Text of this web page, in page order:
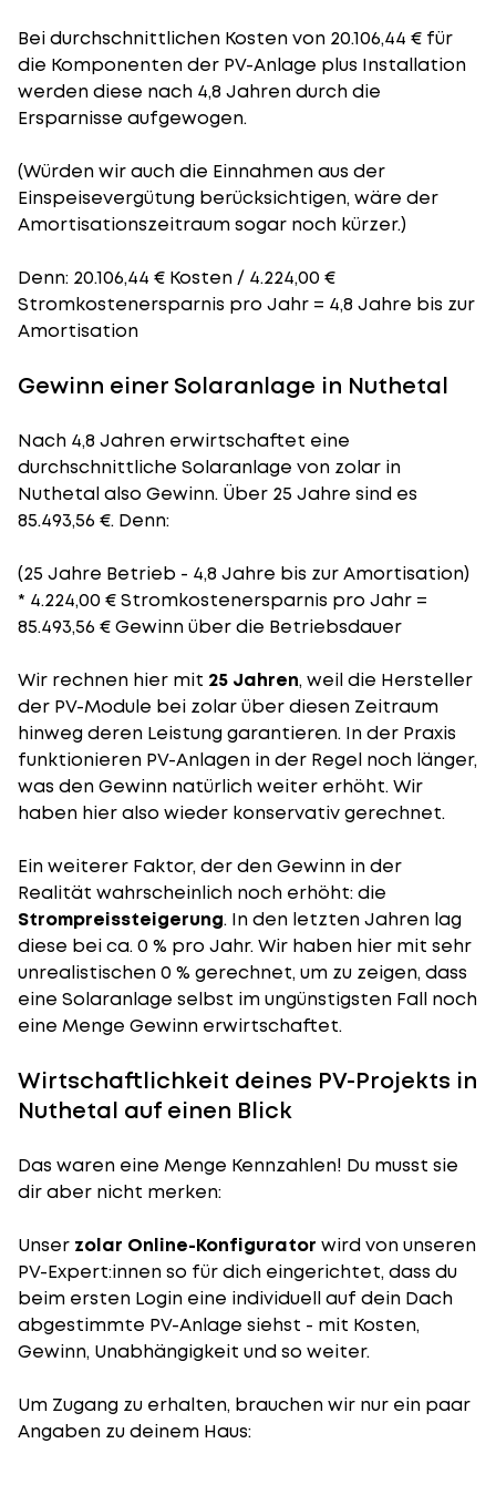
Bei durchschnittlichen Kostenvon 20.106,44 € für
die Komponenten der PV-Anlage plus Installation
werden diese nach 4,8 Jahren durch die
Ersparnisse aufgewogen.
(Würden wir auch die Einnahmen aus der
Einspeisevergütung berücksichtigen, wäre der
Amortisationszeitraumsogar noch kürzer.)
Denn: 20.106,44 € Kosten / 4.224,00 €
Stromkostenersparnis pro Jahr = 4,8 Jahre bis zur
Amortisation
Gewinn einer Solaranlage in Nuthetal
Nach 4,8 Jahren erwirtschaftet eine
durchschnittliche Solaranlage von zolar in
Nuthetal also Gewinn. Über 25 Jahre sind es
85.493,56 €. Denn:
(25 Jahre Betrieb - 4,8 Jahre bis zur Amortisation)
* 4.224,00 € Stromkostenersparnis pro Jahr =
85.493,56 € Gewinn über die Betriebsdauer
Wir rechnen hier mit 25 Jahren, weil die Hersteller
der PV-Module bei zolar über diesen Zeitraum
hinweg deren Leistung garantieren. In der Praxis
funktionieren PV-Anlagen in der Regel noch länger,
was den Gewinn natürlich weiter erhöht. Wir
haben hier also wieder konservativ gerechnet.
Ein weiterer Faktor, der den Gewinn in der
Realität wahrscheinlich noch erhöht: die
Strompreissteigerung. In den letzten Jahren lag
diese bei ca. 0 % pro Jahr. Wir haben hier mit sehr
unrealistischen 0 % gerechnet, um zu zeigen, dass
eine Solaranlage selbst im ungünstigsten Fall noch
eine Menge Gewinn erwirtschaftet.
Wirtschaftlichkeit deines PV-Projekts in
Nuthetal auf einen Blick
Das waren eine Menge Kennzahlen! Du musst sie
dir aber nicht merken:
Unser zolar Online-Konfigurator wird von unseren
PV-Expert:innen so für dich eingerichtet, dass du
beim ersten Login eine individuell auf dein Dach
abgestimmte PV-Anlage siehst - mit Kosten,
Gewinn, Unabhängigkeit und so weiter.
Um Zugang zu erhalten, brauchen wir nur ein paar
Angaben zu deinem Haus: